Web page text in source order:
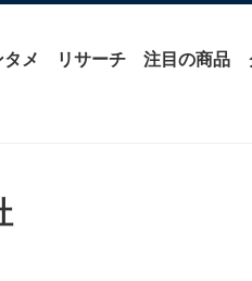
タメ リサーチ 注目の商品